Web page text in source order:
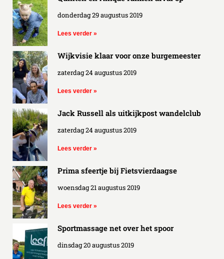
donderdag 29 augustus 2019
Lees verder »
Wijkvisie klaar voor onze burgemeester
zaterdag 24 augustus 2019
Lees verder »
Jack Russell als uitkijkpost wandelclub
zaterdag 24 augustus 2019
Lees verder »
Prima sfeertje bij Fietsvierdaagse
woensdag 21 augustus 2019
Lees verder »
Sportmassage net over het spoor
dinsdag 20 augustus 2019